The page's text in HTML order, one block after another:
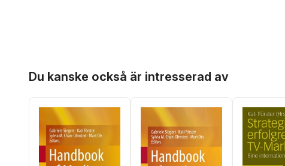
Du kanske också är intresserad av